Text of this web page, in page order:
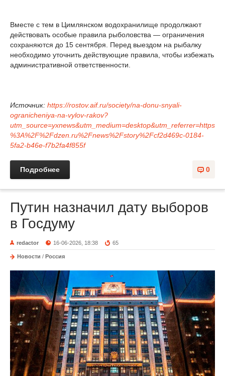
Вместе с тем в Цимлянском водохранилище продолжают
действовать особые правила рыболовства — ограничения
сохраняются до 15 сентября. Перед выездом на рыбалку
необходимо уточнить действующие правила, чтобы избежать
административной ответственности.
Источник: https://rostov.aif.ru/society/na-donu-snyali-
ogranicheniya-na-vylov-rakov?
utm_source=yxnews&utm_medium=desktop&utm_referrer=https
%3A%2F%2Fdzen.ru%2Fnews%2Fstory%2Fcf2d469c-0184-
5fa2-b46e-f7b2fa4f855f
0
Подробнее
Путин назначил дату выборов
в Госдуму
redactor 16-06-2026, 18:38 65
Новости / Россия